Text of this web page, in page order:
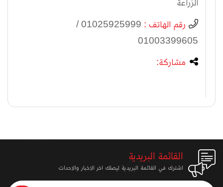
الزراعة
رقم الهاتف :
01025925999 /
01003399605
مشاركة:
القائمة البريدية
اشترك في القائمة البريدية ليصلك اخر الاخبار والاحداث